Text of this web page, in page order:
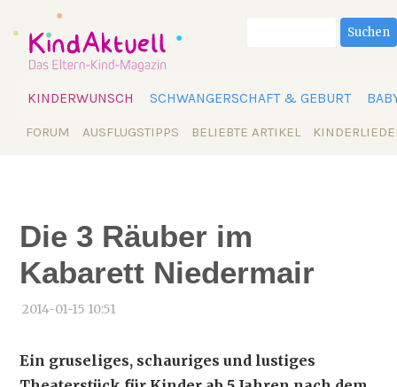
überspringen
KINDERWUNSCH SCHWANGERSCHAFT & GEBURT
Navigation
FORUM AUSFLUGSTIPPS BELIEBTE ARTIKEL
Suchen
Die 3 Räuber im
Kabarett Niedermair
2014-01-15 10:51
Ein gruseliges, schauriges und lustiges